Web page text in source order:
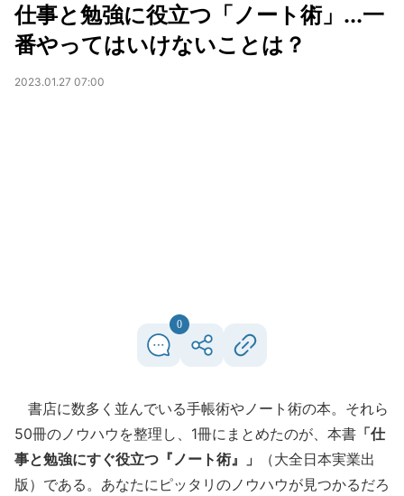
仕事と勉強に役立つ「ノート術」...一
番やってはいけないことは？
2023.01.27 07:00
0
書店に数多く並んでいる手帳術やノート術の本。それら
50冊のノウハウを整理し、1冊にまとめたのが、本書 「仕
事と勉強にすぐ役立つ『ノート術』」
（大全日本実業出
版）である。あなたにピッタリのノウハウが見つかるだろ